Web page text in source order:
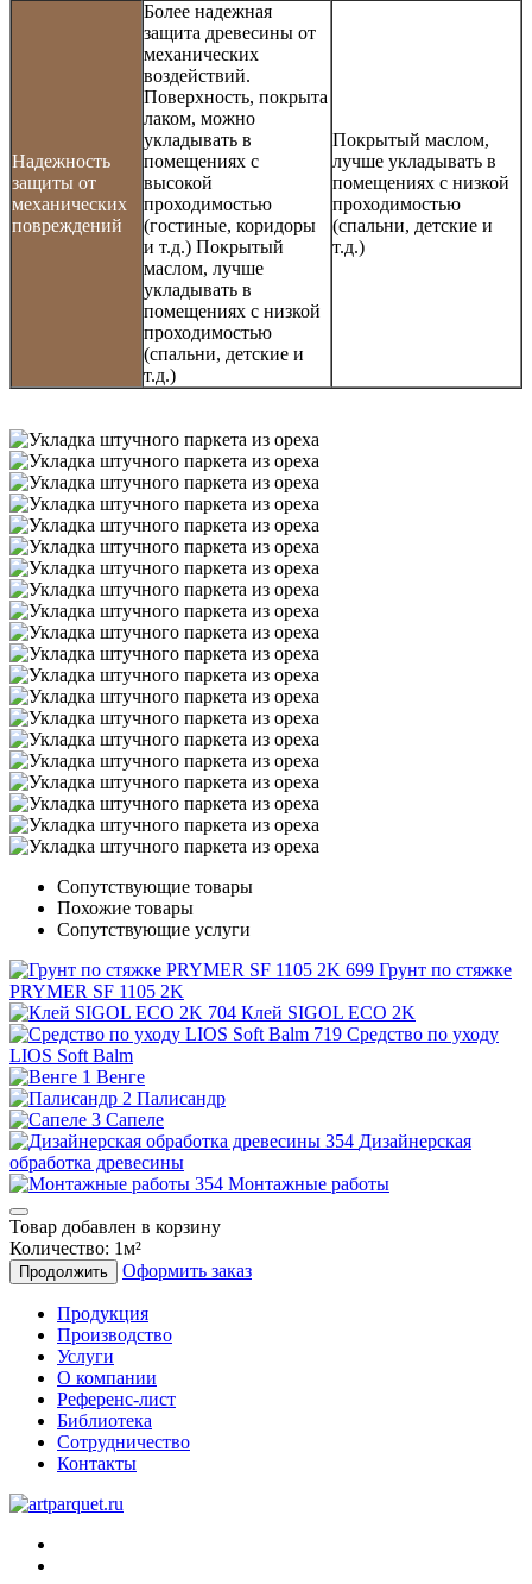
Надежность
защиты от
механических
повреждений
Более надежная
защита древесины от
механических
воздействий.
Поверхность, покрыта
лаком, можно
укладывать в
помещениях с
высокой
проходимостью
(гостиные, коридоры
и т.д.) Покрытый
маслом, лучше
укладывать в
помещениях с низкой
проходимостью
(спальни, детские и
т.д.)
Покрытый маслом,
лучше укладывать в
помещениях с низкой
проходимостью
(спальни, детские и
т.д.)
Сопутствующие товары
Похожие товары
Сопутствующие услуги
Грунт по стяжке
PRYMER SF 1105 2K
Клей SIGOL ECO 2K
Средство по уходу
LIOS Soft Balm
Венге
Палисандр
Сапеле
Дизайнерская
обработка древесины
Монтажные работы
Товар добавлен в корзину
Количество: 1м²
Продолжить Оформить заказ
Продукция
Производство
Услуги
О компании
Референс-лист
Библиотека
Сотрудничество
Контакты